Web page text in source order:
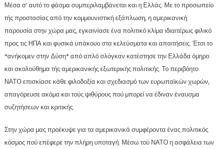
Μέσα σ’ αυτό το φάσμα συμπεριλαμβάνεται και η Ελλάς. Με το προσωπείο
τής προστασίας από την κομμουνιστική εξάπλωση, η αμερικανική
παρουσία στην χώρα μας, εγκαινίασε ένα πολιτικό κλίμα ιδιαιτέρως φιλικό
προς τις ΗΠΑ και φυσικά υπάκουο στα κελεύσματα και απαιτήσεις. Έτσι το
*ανήκομεν στην Δύση* από απλό σλόγκαν κατέστησε την Ελλάδα όμηρο
και ακολούθημα τής αμερικανικής εξωτερικής πολιτικής. Το περιβόητο
ΝΑΤΟ επισκίασε κάθε φιλοδοξία και σχεδιασμό των ευρωπαϊκών χωρών,
απαγόρευσε ακόμα και τούς ψιθύρους πού μπορεί να έδιναν έναυσμα
συζητήσεων και κριτικής.
Στην χώρα μας προέκυψε για τα αμερικανικά συμφέροντα ένας πολιτικός
κόσμος πού επέφερε την πλήρη υποταγή. Μέσω τού ΝΑΤΟ η ασφάλεια των